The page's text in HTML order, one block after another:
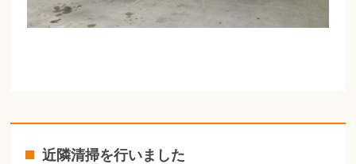
近隣清掃を行いました